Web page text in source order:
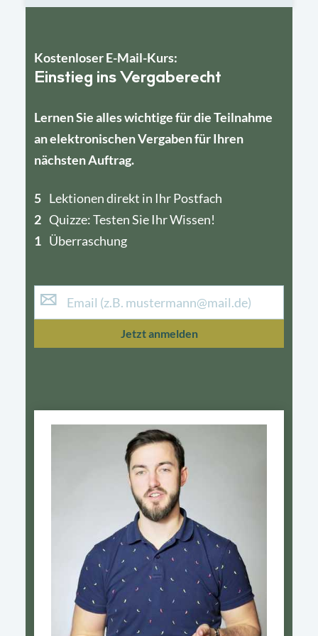
Kostenloser E-Mail-Kurs:
Einstieg ins Vergaberecht
Lernen Sie alles wichtige für die Teilnahme
an elektronischen Vergaben für Ihren
nächsten Auftrag.
5 Lektionen direkt in Ihr Postfach
2 Quizze: Testen Sie Ihr Wissen!
1 Überraschung
4
1
Jetzt anmelden